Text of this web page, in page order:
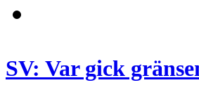
SV: Var gick